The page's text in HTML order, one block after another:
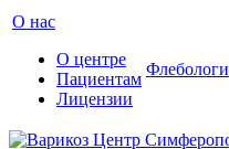
О нас
О центре
Пациентам
Лицензии
Флебологи